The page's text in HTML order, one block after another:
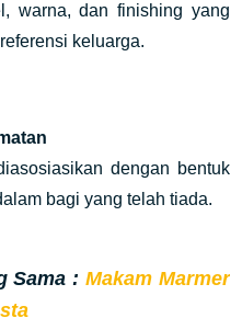
warna, dan finishing yang
keluarga.
dengan bentuk
bagi yang telah tiada.
Sama :Makam Marmer